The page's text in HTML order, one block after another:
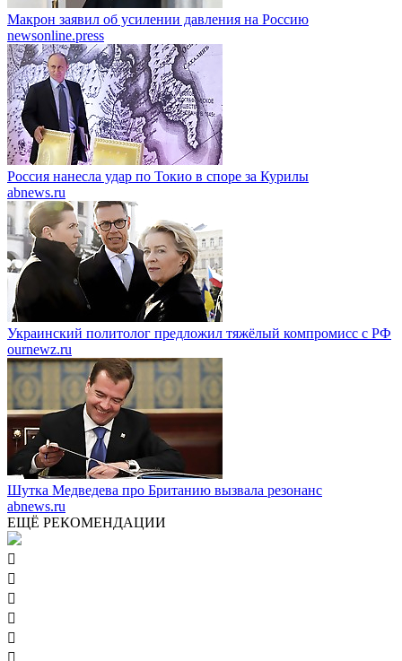
Макрон заявил об усилении давления на Россию
newsonline.press
Россия нанесла удар по Токио в споре за Курилы
abnews.ru
Украинский политолог предложил тяжёлый компромисс с РФ
ournewz.ru
Шутка Медведева про Британию вызвала резонанс
abnews.ru
ЕЩЁ РЕКОМЕНДАЦИИ





